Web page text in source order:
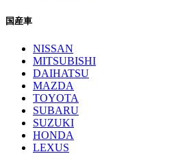
国産車
NISSAN
MITSUBISHI
DAIHATSU
MAZDA
TOYOTA
SUBARU
SUZUKI
HONDA
LEXUS